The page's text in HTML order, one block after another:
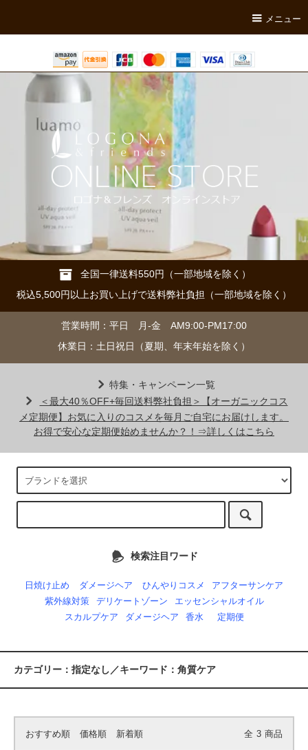
メニュー
全国一律送料550円（一部地域を除く）
税込5,500円以上お買い上げで送料弊社負担（一部地域を除く）
営業時間：平日 月-金 AM9:00-PM17:00
休業日：土日祝日（夏期、年末年始を除く）
特集・キャンペーン一覧
＜最大40％OFF+毎回送料弊社負担＞【オーガニックコス
メ定期便】お気に入りのコスメを毎月ご自宅にお届けします。
お得で安心な定期便始めませんか？！⇒詳しくはこちら
検索注目ワード
日焼け止め ダメージヘア ひんやりコスメ
アフターサンケア
紫外線対策
デリケートゾーン
エッセンシャルオイル
スカルプケア
ダメージヘア 香水 定期便
カテゴリー：指定なし／キーワード：角質ケア
おすすめ順 価格順 新着順 全 3 商品